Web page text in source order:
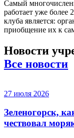
Самый
работает уже более
клуба является:
приобщение их к
Новости
Все новости
27 июля 2026
Зеленогорск,
чествовал